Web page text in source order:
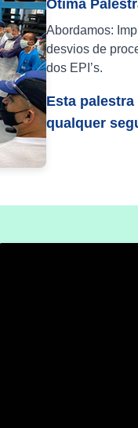
Ótima
Abordamos:
desvios de
dos EPI’s.
Esta
qualquer